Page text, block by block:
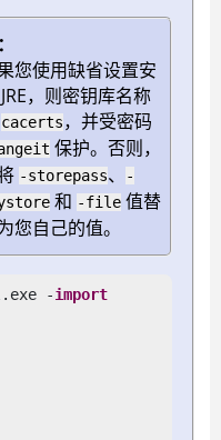
您使用缺省设置安
，则密钥库名称
cacerts，并受密码
保护。否则，
-storepass、
-
和 -file 值替
您自己的值。
-import